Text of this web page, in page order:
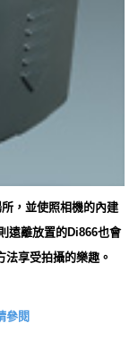
，並使照相機的內建
遠離放置的Di866也會
享受拍攝的樂趣。
參閱